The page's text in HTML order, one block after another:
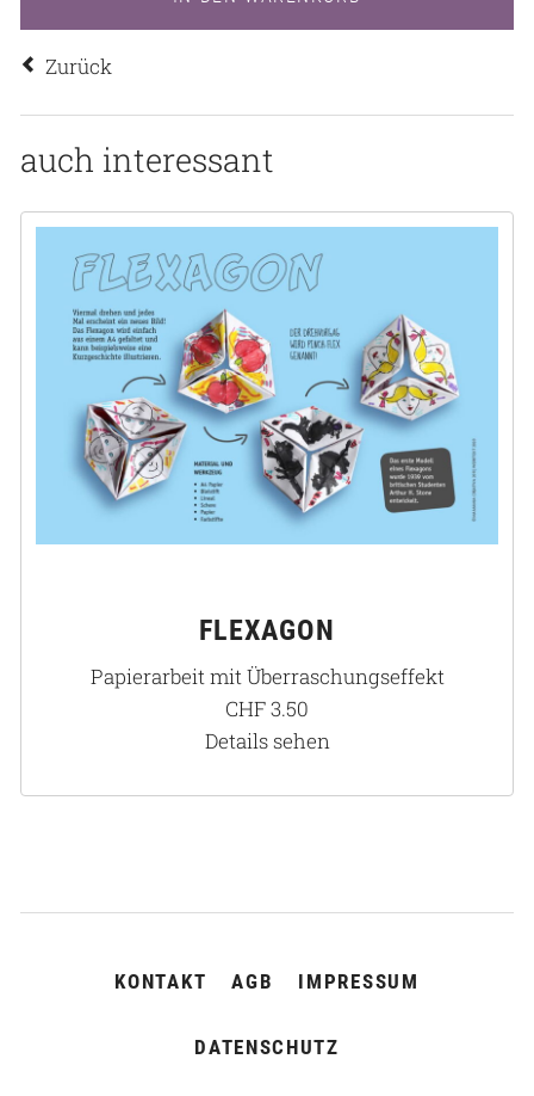
Zurück
auch interessant
FLEXAGON
Papierarbeit mit Überraschungseffekt
CHF3.50
Details sehen
ÜBERSPRINGEN
KONTAKT AGB IMPRESSUM
DATENSCHUTZ